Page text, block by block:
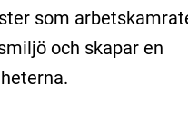
som
och skapar en